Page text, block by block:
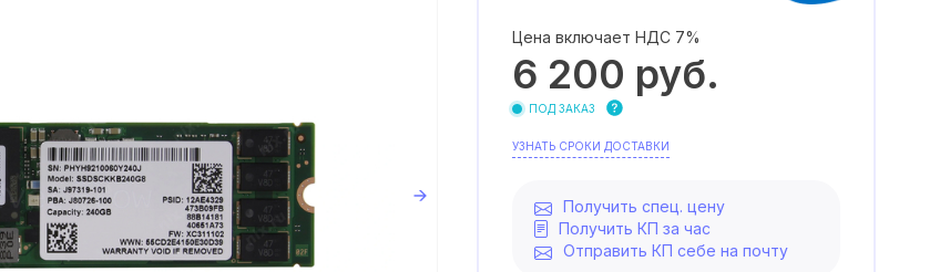
Цена включает НДС 7%
6 200 руб.
ПОД ЗАКАЗ
УЗНАТЬ СРОКИ ДОСТАВКИ
Получить спец. цену
Получить КП за час
Отправить КП себе на почту